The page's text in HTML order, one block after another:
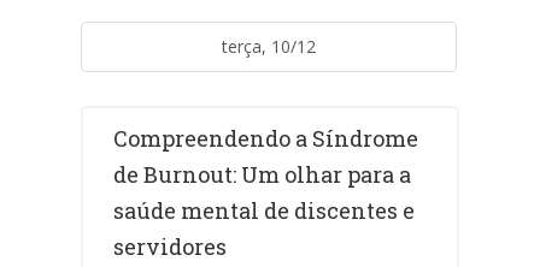
terça, 10/12
Compreendendo a Síndrome
de Burnout: Um olhar para a
saúde mental de discentes e
servidores